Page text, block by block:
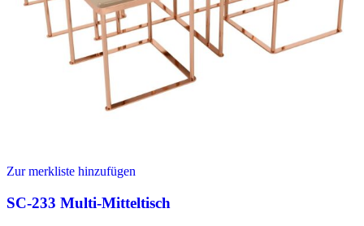
Zur merkliste hinzufügen
SC-233 Multi-Mitteltisch